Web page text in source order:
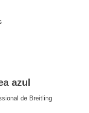
azul
de Breitling